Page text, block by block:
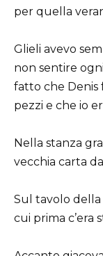
per quella
Glieli avevo
non sentire
fatto che Denis
pezzi e che io
Nella stanza
vecchia carta
Sul tavolo della
cui prima c’era